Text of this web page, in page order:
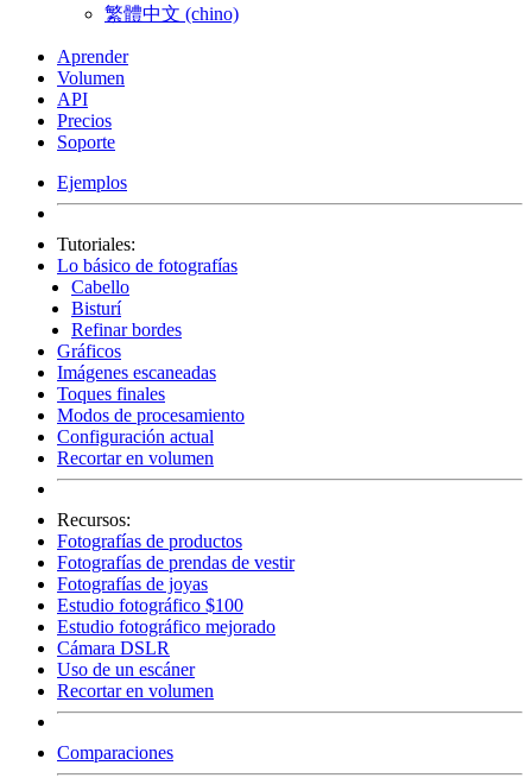
繁體中文 (chino)
Aprender
Volumen
API
Precios
Soporte
Ejemplos
Tutoriales:
Lo básico de fotografías
Cabello
Bisturí
Refinar bordes
Gráficos
Imágenes escaneadas
Toques finales
Modos de procesamiento
Configuración actual
Recortar en volumen
Recursos:
Fotografías de productos
Fotografías de prendas de vestir
Fotografías de joyas
Estudio fotográfico $100
Estudio fotográfico mejorado
Cámara DSLR
Uso de un escáner
Recortar en volumen
Comparaciones